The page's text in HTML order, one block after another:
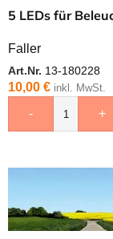
5 LEDs für
Faller
Art.Nr. 13-180228
10,00 € inkl. MwSt.
- +